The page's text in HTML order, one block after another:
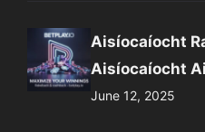
Aisíocaíocht
Aisíocaíocht
June 12, 2025